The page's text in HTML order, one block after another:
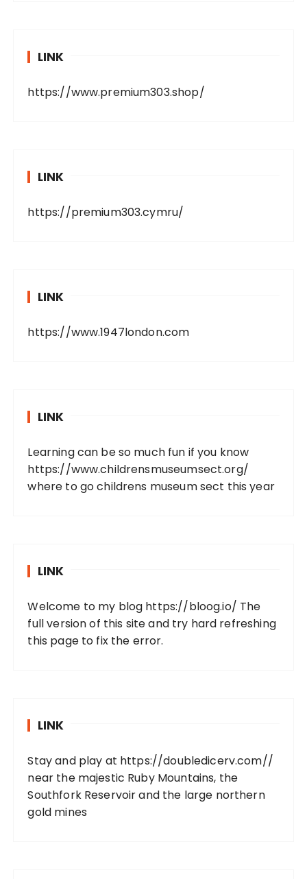
LINK
https://www.premium303.shop/
LINK
https://premium303.cymru/
LINK
https://www.1947london.com
LINK
Learning can be so much fun if you know
https://www.childrensmuseumsect.org/
where to go childrens museum sect this year
LINK
Welcome to my blog https://bloog.io/ The
full version of this site and try hard refreshing
this page to fix the error.
LINK
Stay and play at https://doubledicerv.com//
near the majestic Ruby Mountains, the
Southfork Reservoir and the large northern
gold mines